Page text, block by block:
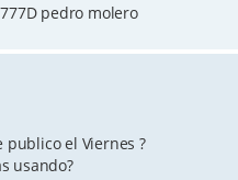
pedro molero
publico el Viernes ?
usando?